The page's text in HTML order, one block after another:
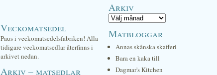
Veckomatsedel
Paus i veckomatsedelsfabriken! Alla
tidigare veckomatsedlar återfinns i
arkivet nedan.
Arkiv – matsedlar
Arkiv
Matbloggar
Annas skånska skafferi
Bara en kaka till
Dagmar's Kitchen